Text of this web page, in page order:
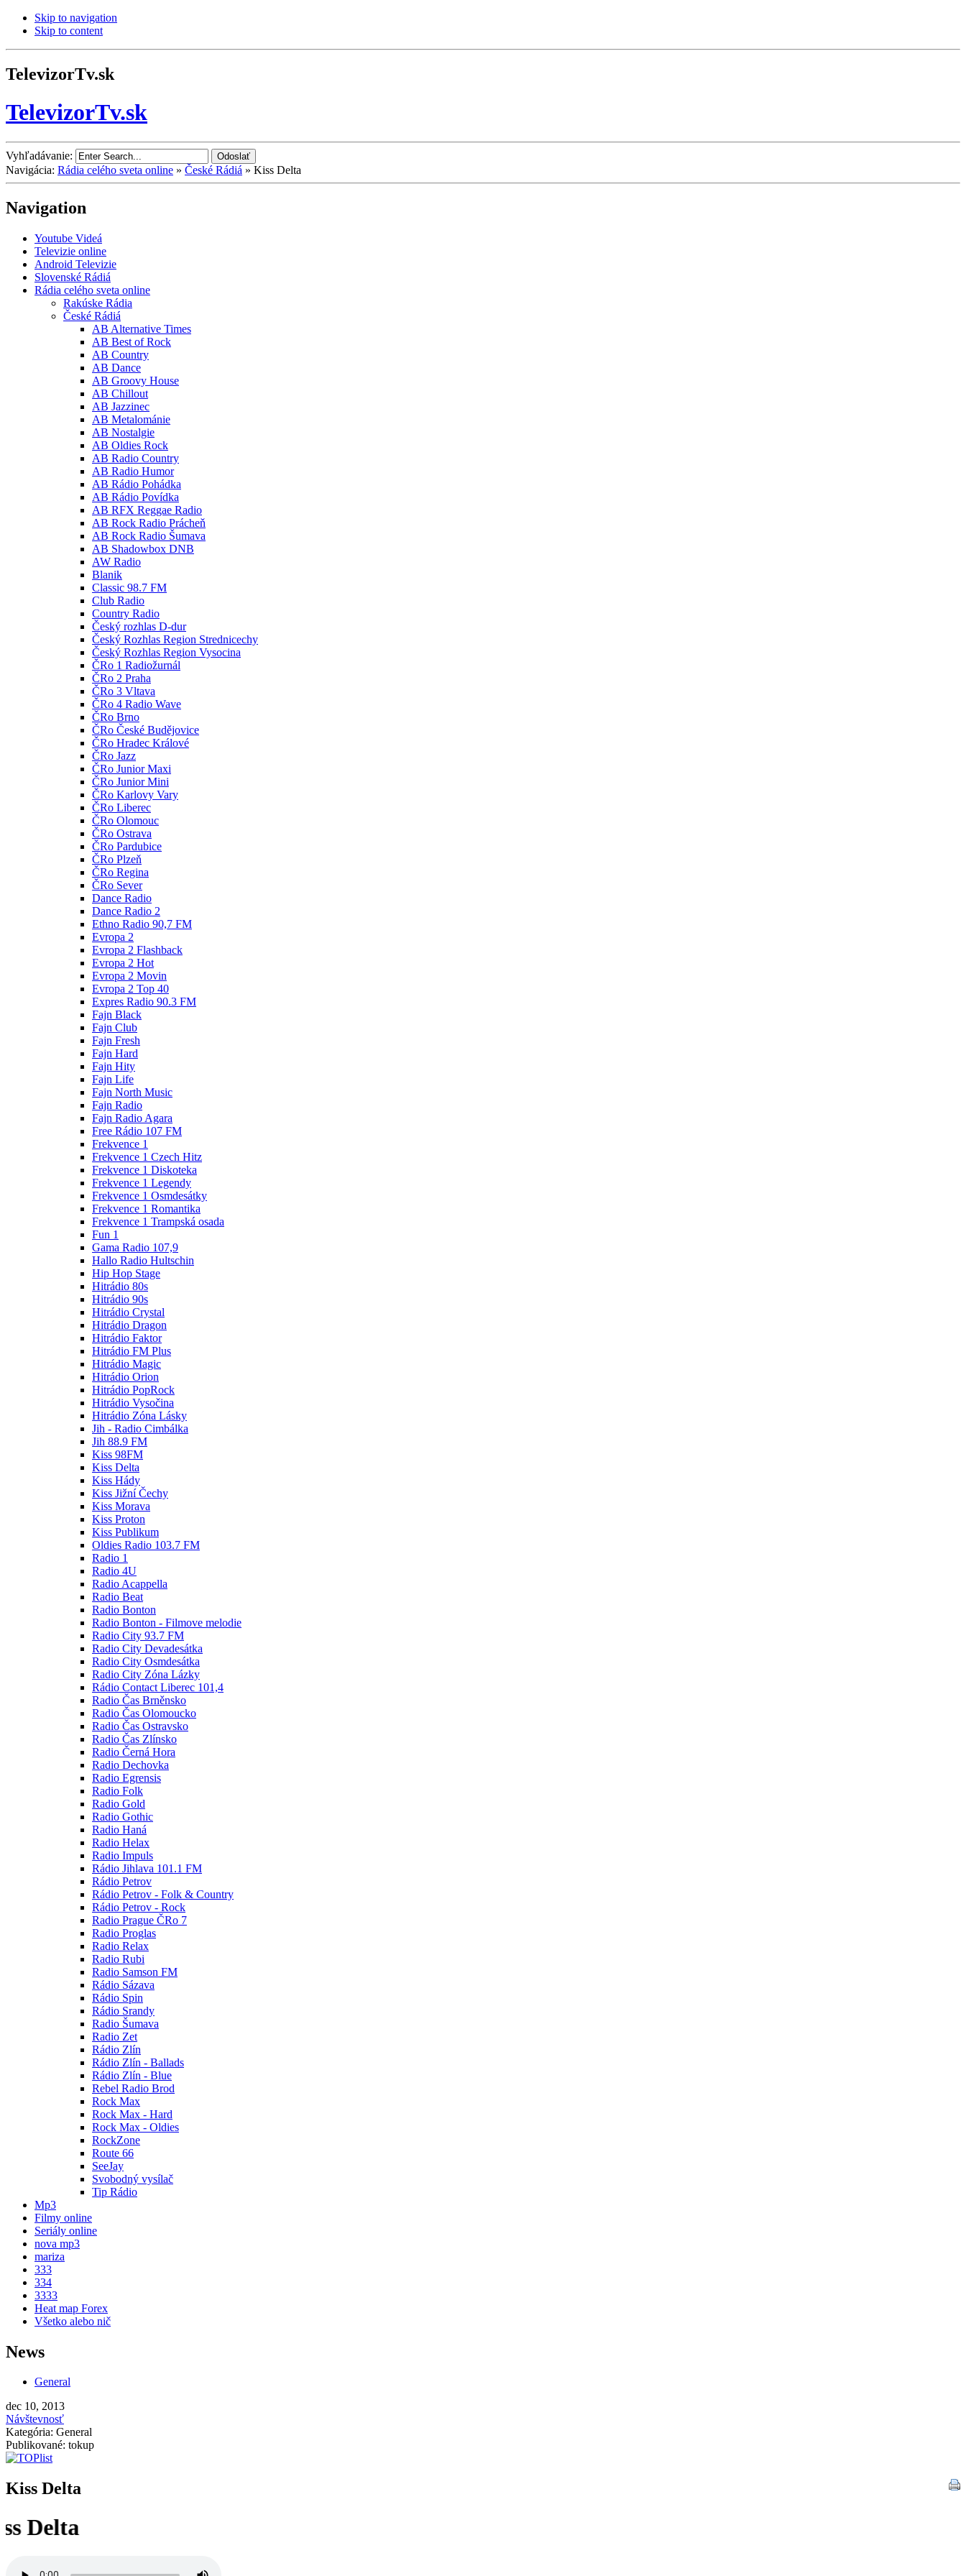
Skip to navigation
Skip to content
TelevizorTv.sk
TelevizorTv.sk
Vyhľadávanie:
Navigácia: Rádia celého sveta online » České Rádiá » Kiss Delta
Navigation
Youtube Videá
Televizie online
Android Televizie
Slovenské Rádiá
Rádia celého sveta online
Rakúske Rádia
České Rádiá
AB Alternative Times
AB Best of Rock
AB Country
AB Dance
AB Groovy House
AB Chillout
AB Jazzinec
AB Metalománie
AB Nostalgie
AB Oldies Rock
AB Radio Country
AB Radio Humor
AB Rádio Pohádka
AB Rádio Povídka
AB RFX Reggae Radio
AB Rock Radio Prácheň
AB Rock Radio Šumava
AB Shadowbox DNB
AW Radio
Blanik
Classic 98.7 FM
Club Radio
Country Radio
Český rozhlas D-dur
Český Rozhlas Region Strednicechy
Český Rozhlas Region Vysocina
ČRo 1 Radiožurnál
ČRo 2 Praha
ČRo 3 Vltava
ČRo 4 Radio Wave
ČRo Brno
ČRo České Budějovice
ČRo Hradec Králové
ČRo Jazz
ČRo Junior Maxi
ČRo Junior Mini
ČRo Karlovy Vary
ČRo Liberec
ČRo Olomouc
ČRo Ostrava
ČRo Pardubice
ČRo Plzeň
ČRo Regina
ČRo Sever
Dance Radio
Dance Radio 2
Ethno Radio 90,7 FM
Evropa 2
Evropa 2 Flashback
Evropa 2 Hot
Evropa 2 Movin
Evropa 2 Top 40
Expres Radio 90.3 FM
Fajn Black
Fajn Club
Fajn Fresh
Fajn Hard
Fajn Hity
Fajn Life
Fajn North Music
Fajn Radio
Fajn Radio Agara
Free Rádio 107 FM
Frekvence 1
Frekvence 1 Czech Hitz
Frekvence 1 Diskoteka
Frekvence 1 Legendy
Frekvence 1 Osmdesátky
Frekvence 1 Romantika
Frekvence 1 Trampská osada
Fun 1
Gama Radio 107,9
Hallo Radio Hultschin
Hip Hop Stage
Hitrádio 80s
Hitrádio 90s
Hitrádio Crystal
Hitrádio Dragon
Hitrádio Faktor
Hitrádio FM Plus
Hitrádio Magic
Hitrádio Orion
Hitrádio PopRock
Hitrádio Vysočina
Hitrádio Zóna Lásky
Jih - Radio Cimbálka
Jih 88.9 FM
Kiss 98FM
Kiss Delta
Kiss Hády
Kiss Jižní Čechy
Kiss Morava
Kiss Proton
Kiss Publikum
Oldies Radio 103.7 FM
Radio 1
Radio 4U
Radio Acappella
Radio Beat
Radio Bonton
Radio Bonton - Filmove melodie
Radio City 93.7 FM
Radio City Devadesátka
Radio City Osmdesátka
Radio City Zóna Lázky
Rádio Contact Liberec 101,4
Radio Čas Brněnsko
Radio Čas Olomoucko
Radio Čas Ostravsko
Radio Čas Zlínsko
Radio Černá Hora
Radio Dechovka
Radio Egrensis
Radio Folk
Radio Gold
Radio Gothic
Radio Haná
Radio Helax
Radio Impuls
Rádio Jihlava 101.1 FM
Rádio Petrov
Rádio Petrov - Folk & Country
Rádio Petrov - Rock
Radio Prague ČRo 7
Radio Proglas
Radio Relax
Radio Rubi
Radio Samson FM
Rádio Sázava
Rádio Spin
Rádio Srandy
Radio Šumava
Radio Zet
Rádio Zlín
Rádio Zlín - Ballads
Rádio Zlín - Blue
Rebel Radio Brod
Rock Max
Rock Max - Hard
Rock Max - Oldies
RockZone
Route 66
SeeJay
Svobodný vysílač
Tip Rádio
Mp3
Filmy online
Seriály online
nova mp3
mariza
333
334
3333
Heat map Forex
Všetko alebo nič
News
General
dec 10, 2013
Návštevnosť
Kategória: General
Publikované: tokup
Kiss Delta